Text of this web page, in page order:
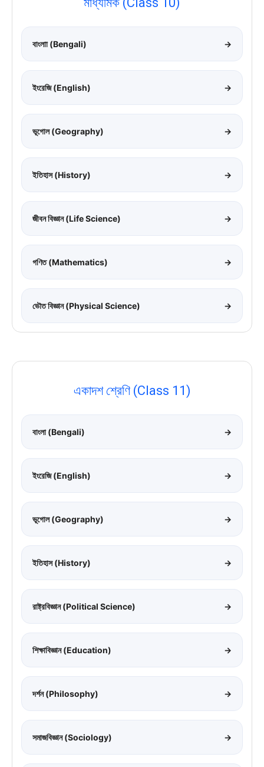
বাংলাা (Bengali) →
ইংরেজি (English) →
ভূগোল (Geography) →
ইতিহাস (History) →
জীবন বিজ্ঞান (Life Science) →
গণিত (Mathematics) →
ভৌত বিজ্ঞান (Physical Science) →
একাদশ শ্রেণি (Class 11)
বাংলা (Bengali) →
ইংরেজি (English) →
ভূগোল (Geography) →
ইতিহাস (History) →
রাষ্ট্রবিজ্ঞান (Political Science) →
শিক্ষাবিজ্ঞান (Education) →
দর্শন (Philosophy) →
সমাজবিজ্ঞান (Sociology) →